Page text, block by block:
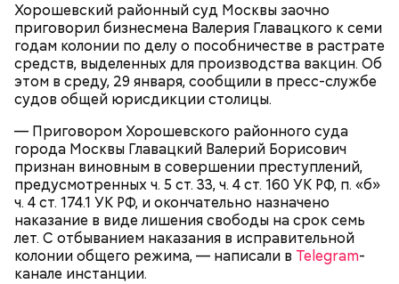
Хорошевский районный суд Москвы заочно
приговорил бизнесмена Валерия Главацкого к семи
годам колонии по делу о пособничестве в растрате
средств, выделенных для производства вакцин. Об
этом в среду, 29 января, сообщили в пресс-службе
судов общей юрисдикции столицы.
— Приговором Хорошевского районного суда
города Москвы Главацкий Валерий Борисович
признан виновным в совершении преступлений,
предусмотренных ч. 5 ст. 33, ч. 4 ст. 160 УК РФ, п. «б»
ч. 4 ст. 174.1 УК РФ, и окончательно назначено
наказание в виде лишения свободы на срок семь
лет. С отбыванием наказания в исправительной
колонии общего режима, — написали в Telegram-
канале инстанции.
химикаты, купленные в интернет-магазине. 13
января 2024 года он подсыпал дихлорэтан в
коктейль возлюбленной, отчего у нее случился
инсульт. Девушка неделюпровела в коме, а после
выписки из больницы узнала, что Миссюра
оформил на нее несколько кредитов.
признал вину и показал следователям, как именно
совершил преступление и где спрятал оружие, из
которого застрелил Мутаева.